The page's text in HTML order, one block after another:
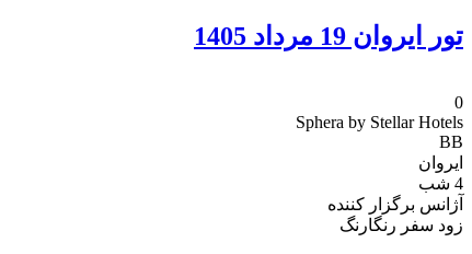
تور ایروان 19 مرداد 1405
0
Sphera by Stellar Hotels
BB
ایروان
4 شب
آژانس برگزار کننده
زود سفر رنگارنگ